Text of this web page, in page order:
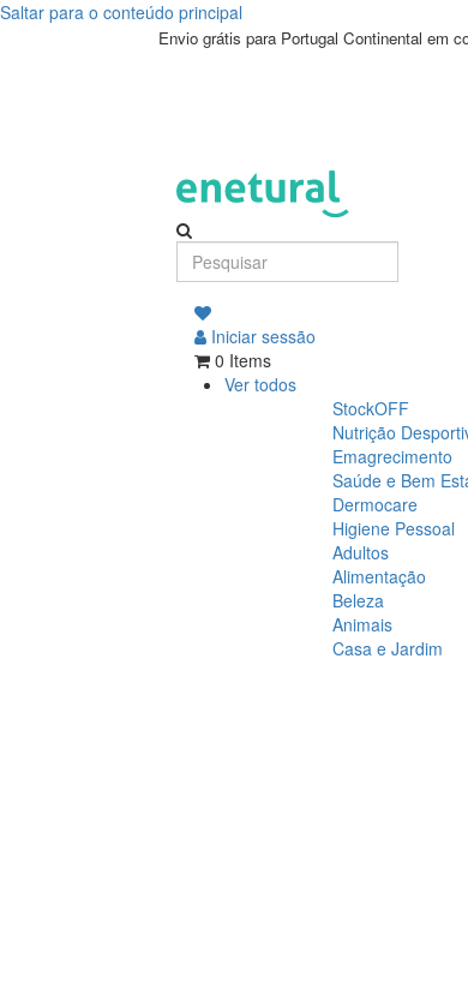
Saltar para o conteúdo principal
Envio grátis para Portugal Continental em
Iniciar sessão
0 Items
Ver todos
StockOFF
Nutrição
Emagrecimento
Saúde e Bem
Dermocare
Higiene Pessoal
Adultos
Alimentação
Beleza
Animais
Casa e Jardim